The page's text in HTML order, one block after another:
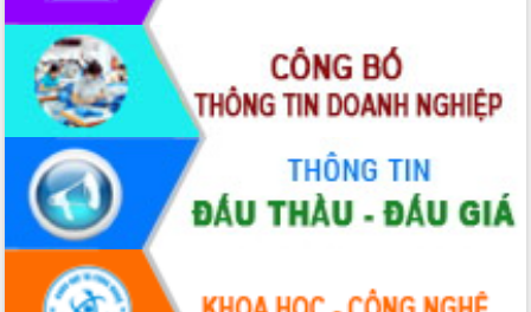
Đảm bảo cuộc bầu cử đại biểu Quốc
hội và đại biểu HĐND các cấp diễn ra
an toàn, hiệu quả, đúng quy định
Thủ tướng Chính phủ Phạm Minh Chính
kiểm tra, chỉ đạo hoàn thành các dự
án cao tốc và thăm khu tái định cư tại
Đắk Lắk
Sôi nổi Hội đua ngựa truyền thống Gò
Thì Thùng mừng Xuân Bính Ngọ 2026
Lãnh đạo tỉnh dâng hương tưởng niệm
tại Đập Đồng Cam đầu Xuân Bính Ngọ